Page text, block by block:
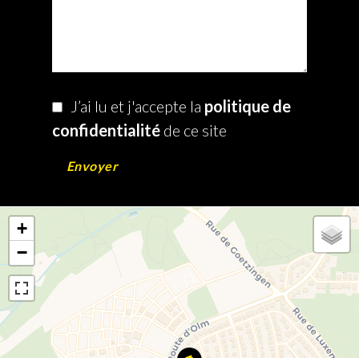
J’ai lu et j'accepte la politique de
confidentialité de ce site
Envoyer
+
−